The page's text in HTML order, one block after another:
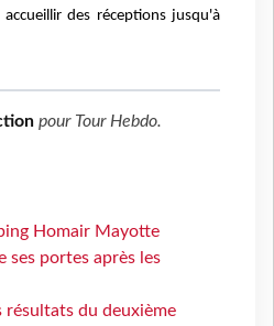
des réceptions jusqu'à
pour Tour Hebdo.
Homair Mayotte
ses portes après les
résultats du deuxième